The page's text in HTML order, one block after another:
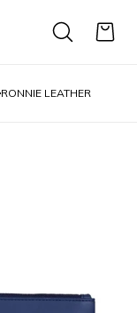
RONNIE LEATHER